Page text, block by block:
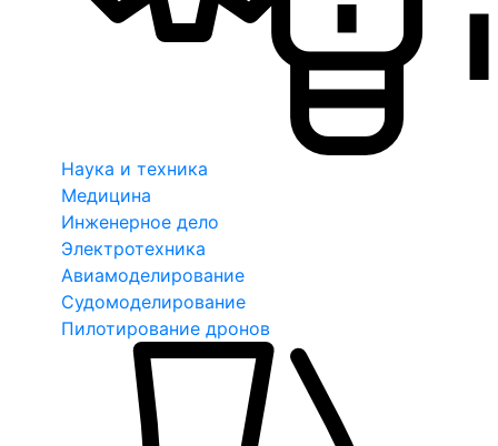
Наука и техника
Медицина
Инженерное дело
Электротехника
Авиамоделирование
Судомоделирование
Пилотирование дронов